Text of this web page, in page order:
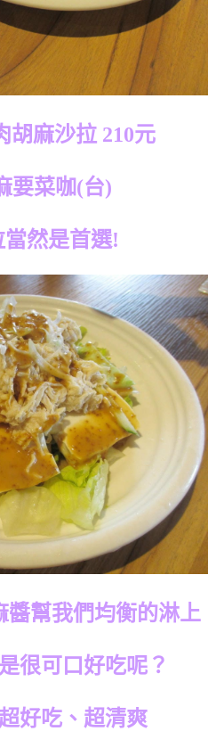
胡麻沙拉 210元
要菜咖(台)
當然是首選!
醬幫我們均衡的淋上
很可口好吃呢？
好吃、超清爽